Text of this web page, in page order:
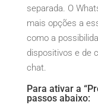
separada. O
mais opções a
como a
dispositivos e de
chat.
Para ativar a
passos abaixo: